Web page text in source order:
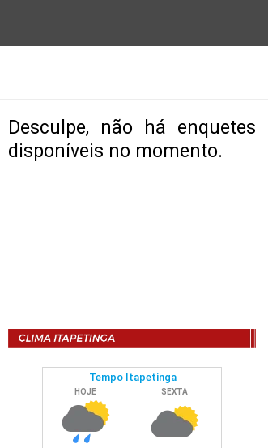
Desculpe, não há enquetes
disponíveis no momento.